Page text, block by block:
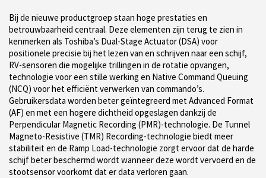
Bij de nieuwe productgroep staan hoge prestaties en
betrouwbaarheid centraal. Deze elementen zijn terug te zien in
kenmerken als Toshiba’s Dual-Stage Actuator (DSA) voor
positionele precisie bij het lezen van en schrijven naar een schijf,
RV-sensoren die mogelijke trillingen in de rotatie opvangen,
technologie voor een stille werking en Native Command Queuing
(NCQ) voor het efficiënt verwerken van commando’s.
Gebruikersdata worden beter geïntegreerd met Advanced Format
(AF) en met een hogere dichtheid opgeslagen dankzij de
Perpendicular Magnetic Recording (PMR)-technologie. De Tunnel
Magneto-Resistive (TMR) Recording-technologie biedt meer
stabiliteit en de Ramp Load-technologie zorgt ervoor dat de harde
schijf beter beschermd wordt wanneer deze wordt vervoerd en de
stootsensor voorkomt dat er data verloren gaan.